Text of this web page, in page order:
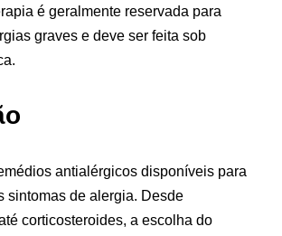
é geralmente reservada para
graves e deve ser feita sob
antialérgicos disponíveis para
sintomas de alergia. Desde
corticosteroides, a escolha do